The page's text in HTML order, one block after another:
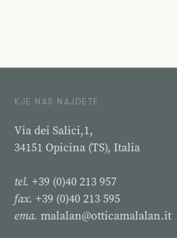
KJE NAS NAJDETE
Via dei Salici,1,
34151 Opicina (TS), Italia
tel. +39 (0)40 213 957
fax. +39 (0)40 213 595
ema. malalan@otticamalalan.it